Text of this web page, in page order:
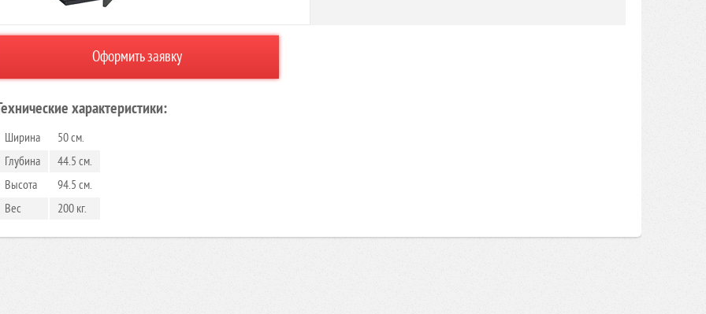
Оформить заявку
характеристики:
Ширина
50 см.
Глубина
44.5 см.
Высота
94.5 см.
Вес
200 кг.